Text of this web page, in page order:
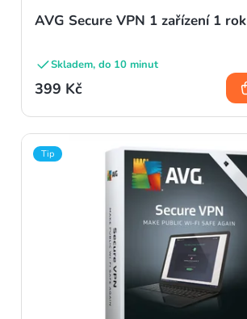
AVG Secure VPN 1 zařízení 1 rok
Skladem, do 10 minut
399 Kč
Tip